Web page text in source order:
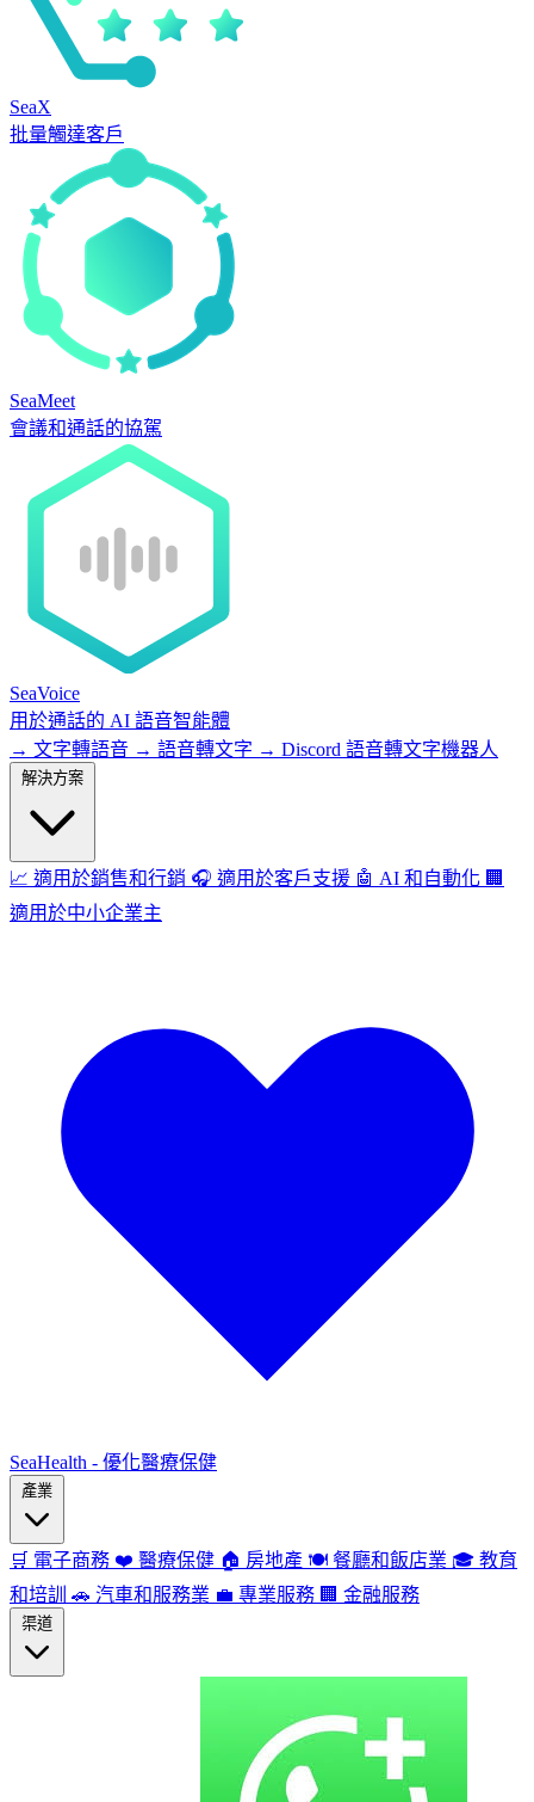
SeaX
批量觸達客戶
SeaMeet
會議和通話的協駕
SeaVoice
用於通話的 AI 語音智能體
→ 文字轉語音 → 語音轉文字 → Discord 語音轉文字機器人
📈 適用於銷售和行銷 🎧 適用於客戶支援 🤖 AI 和自動化 🏢
適用於中小企業主
SeaHealth - 優化醫療保健
🛒 電子商務 ❤️ 醫療保健 🏠 房地產 🍽️ 餐廳和飯店業 🎓 教育
和培訓 🚗 汽車和服務業 💼 專業服務 🏢 金融服務